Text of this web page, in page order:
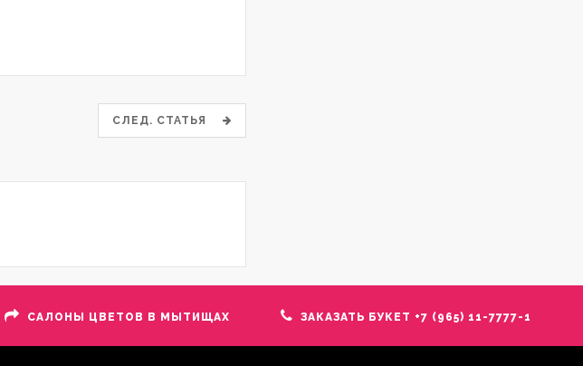
СЛЕД. СТАТЬЯ
САЛОНЫ ЦВЕТОВ В МЫТИЩАХ ЗАКАЗАТЬ БУКЕТ +7 (965) 11-7777-1